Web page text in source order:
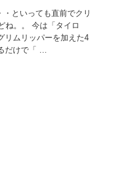
といっても直前でクリ
ね。。 今は「タイロ
リムリッパーを加えた4
だけで「 …